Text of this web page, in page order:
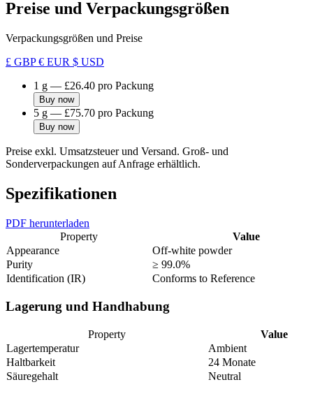
Preise und Verpackungsgrößen
Verpackungsgrößen und Preise
£ GBP€ EUR $ USD
1 g — £26.40 pro Packung
Buy now
5 g — £75.70 pro Packung
Buy now
Preise exkl. Umsatzsteuer und Versand. Groß- und
Sonderverpackungen auf Anfrage erhältlich.
Spezifikationen
PDF herunterladen
Property
Value
Appearance
Off-white powder
Purity
≥ 99.0%
Identification (IR)
Conforms to Reference
Lagerung und Handhabung
Property
Value
Lagertemperatur
Ambient
Haltbarkeit
24 Monate
Säuregehalt
Neutral